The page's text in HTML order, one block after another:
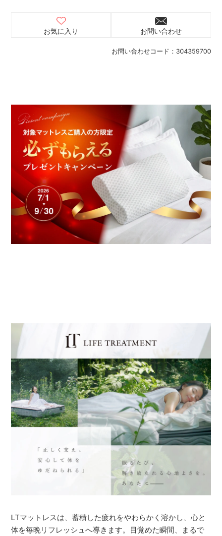
お問い合わせコード： 304359700
お気に入り お問い合わせ
LTマットレスは、蓄積した疲れをやわらかく溶かし、心と
体を毎晩リフレッシュへ導きます。目覚めた瞬間、まるで